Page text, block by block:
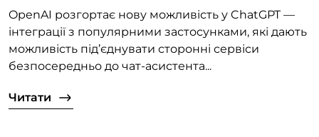
OpenAI розгортає нову можливість у ChatGPT —
інтеграції з популярними застосунками, які дають
можливість під’єднувати сторонні сервіси
безпосередньо до чат-асистента...
Читати